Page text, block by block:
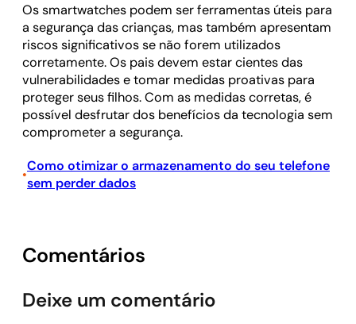
Os smartwatches podem ser ferramentas úteis para
a segurança das crianças, mas também apresentam
riscos significativos se não forem utilizados
corretamente. Os pais devem estar cientes das
vulnerabilidades e tomar medidas proativas para
proteger seus filhos. Com as medidas corretas, é
possível desfrutar dos benefícios da tecnologia sem
comprometer a segurança.
•
Como otimizar o armazenamento do seu telefone
sem perder dados
Comentários
Deixe um comentário